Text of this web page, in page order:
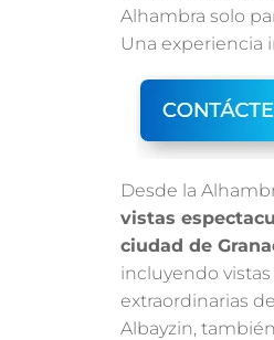
Alhambra solo
Una experiencia
Desde la
vistas
ciudad de
incluyendo vistas
extraordinarias
Albayzin,